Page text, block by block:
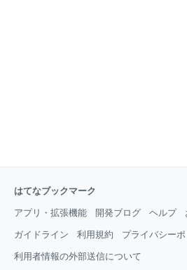
はてなブックマーク
アプリ・拡張機能 開発ブログ ヘルプ
ガイドライン 利用規約 プライバシー
利用者情報の外部送信について